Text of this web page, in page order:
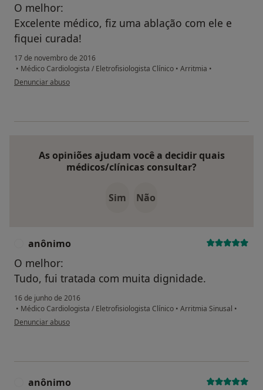
O melhor:
Excelente médico, fiz uma ablação com ele e
fiquei curada!
17 de novembro de 2016
• Médico Cardiologista / Eletrofisiologista Clínico • Arritmia •
na opinião do utilizador Conta eliminada
Denunciar abuso
As opiniões ajudam você a decidir quais
médicos/clínicas consultar?
Sim Não
anônimo
O melhor:
Tudo, fui tratada com muita dignidade.
16 de junho de 2016
• Médico Cardiologista / Eletrofisiologista Clínico • Arritmia Sinusal •
na opinião do utilizador anônimo
Denunciar abuso
anônimo